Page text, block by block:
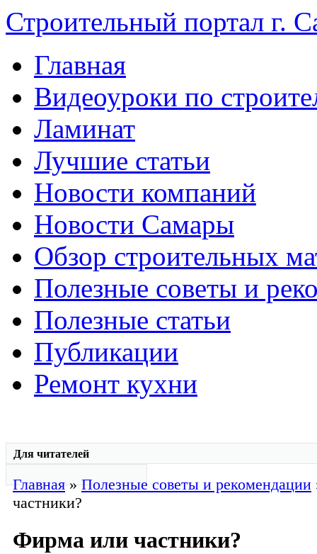
Строительный портал г.
Главная
Видеоуроки по
Ламинат
Лучшие статьи
Новости компаний
Новости Самары
Обзор строительных
Полезные советы и
Полезные статьи
Публикации
Ремонт кухни
Для читателей
Главная»Полезные советы и рекомендации
частники?
Фирма или частники?